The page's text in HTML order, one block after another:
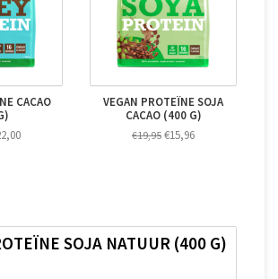
CACAO
VEGAN PROTEÏNE SOJA
CACAO (400 G)
€19,95 €15,96
SOJA NATUUR (400 G)